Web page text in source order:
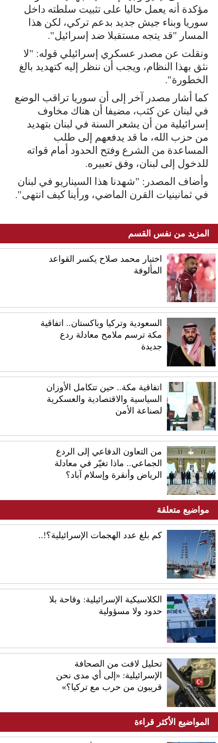
مؤكدة أنه يعمل حاليا على تثبيت سلطته داخل
سوريا وبناء جيش جديد بدعم تركي، لكن هذا
المسار "قد يتجه مستقبلا ضد إسرائيل".
ونقلت عن مصدر عسكري إسرائيلي قوله: "لا
نثق بهذا النظام، ويجب أن ننظر إليه كتهديد بالغ
الخطورة".
كما أشار مصدر آخر إلى أن سوريا تراقب الوضع
في لبنان عن كثب، مضيفا أن هناك مخاوف
إسرائيلية من أن يشعر السنة في لبنان بتهديد
من حزب الله، ما قد يدفعهم إلى طلب
المساعدة من الشرع وفتح الحدود أمام قواته
للدخول إلى لبنان، وفق تعبيره.
وأضاف المصدر: "شهدنا هذا السيناريو في لبنان
في ثمانينيات القرن الماضي، ورأينا كيف انتهى".
المزيد من نفس القسم
اختيار محمد صلاح يكسر القواعد
المألوفة
السعودية وتركيا وباكستان.. اتفاقية
مكة ترسم ملامح معادلة ردع
جديدة
اتفاقية مكة.. حين تتكامل الأوزان
السياسية والاقتصادية والعسكرية
لصناعة الأمن
من التعاون الدفاعي إلى الردع
الجماعي.. ماذا تغيّر في معادلة
الرياض وأنقرة وإسلام آباد؟
مواضيع متعلقة
كم بلغ عدد الهجمات الإسرائيلية؟!..
الكلاسيكية الإسرائيلية: وقاحة بلا
حدود ولا مسؤولية
تحليل لافت من الصحافة
الإسرائيلية: «إلى أي مدى نحن
قريبون من حرب مع تركيا؟»
المواضيع الأكثر قراءة